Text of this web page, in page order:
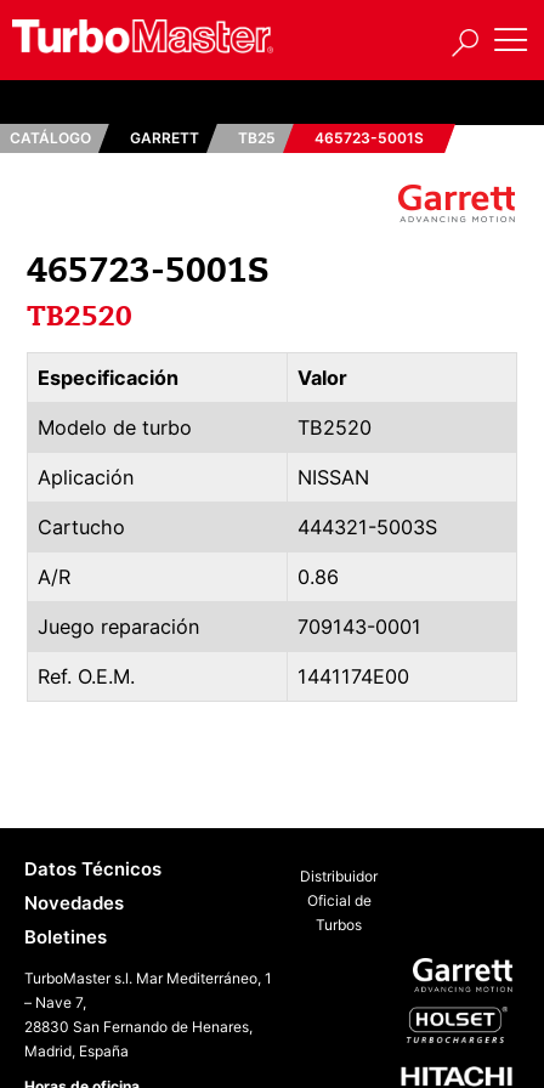
CATÁLOGO GARRETT TB25 465723-5001S
465723-5001S
TB2520
Especificación Valor
Modelo de turbo TB2520
Aplicación NISSAN
Cartucho 444321-5003S
A/R 0.86
Juego reparación 709143-0001
Ref. O.E.M. 1441174E00
Distribuidor
Oficial de
Turbos
Datos Técnicos
Novedades
Boletines
TurboMaster s.l. Mar Mediterráneo, 1
– Nave 7,
28830 San Fernando de Henares,
Madrid, España